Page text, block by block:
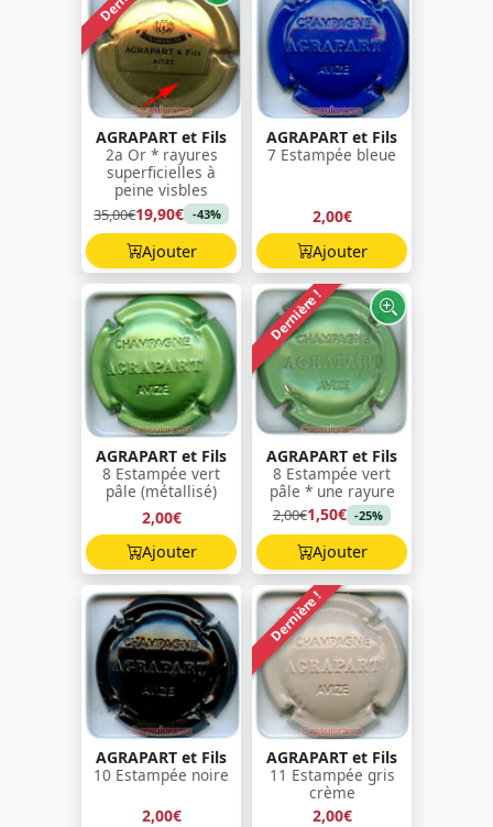
AGRAPART et Fils
2a Or * rayures
superficielles à
peine visbles
35,00€19,90€ -43%
Ajouter
AGRAPART et Fils
7 Estampée bleue
2,00€
Ajouter
AGRAPART et Fils
8 Estampée vert
pâle (métallisé)
2,00€
Ajouter
Dernière !
AGRAPART et Fils
8 Estampée vert
pâle * une rayure
2,00€1,50€ -25%
Ajouter
AGRAPART et Fils
10 Estampée noire
2,00€
Dernière !
AGRAPART et Fils
11 Estampée gris
crème
2,00€